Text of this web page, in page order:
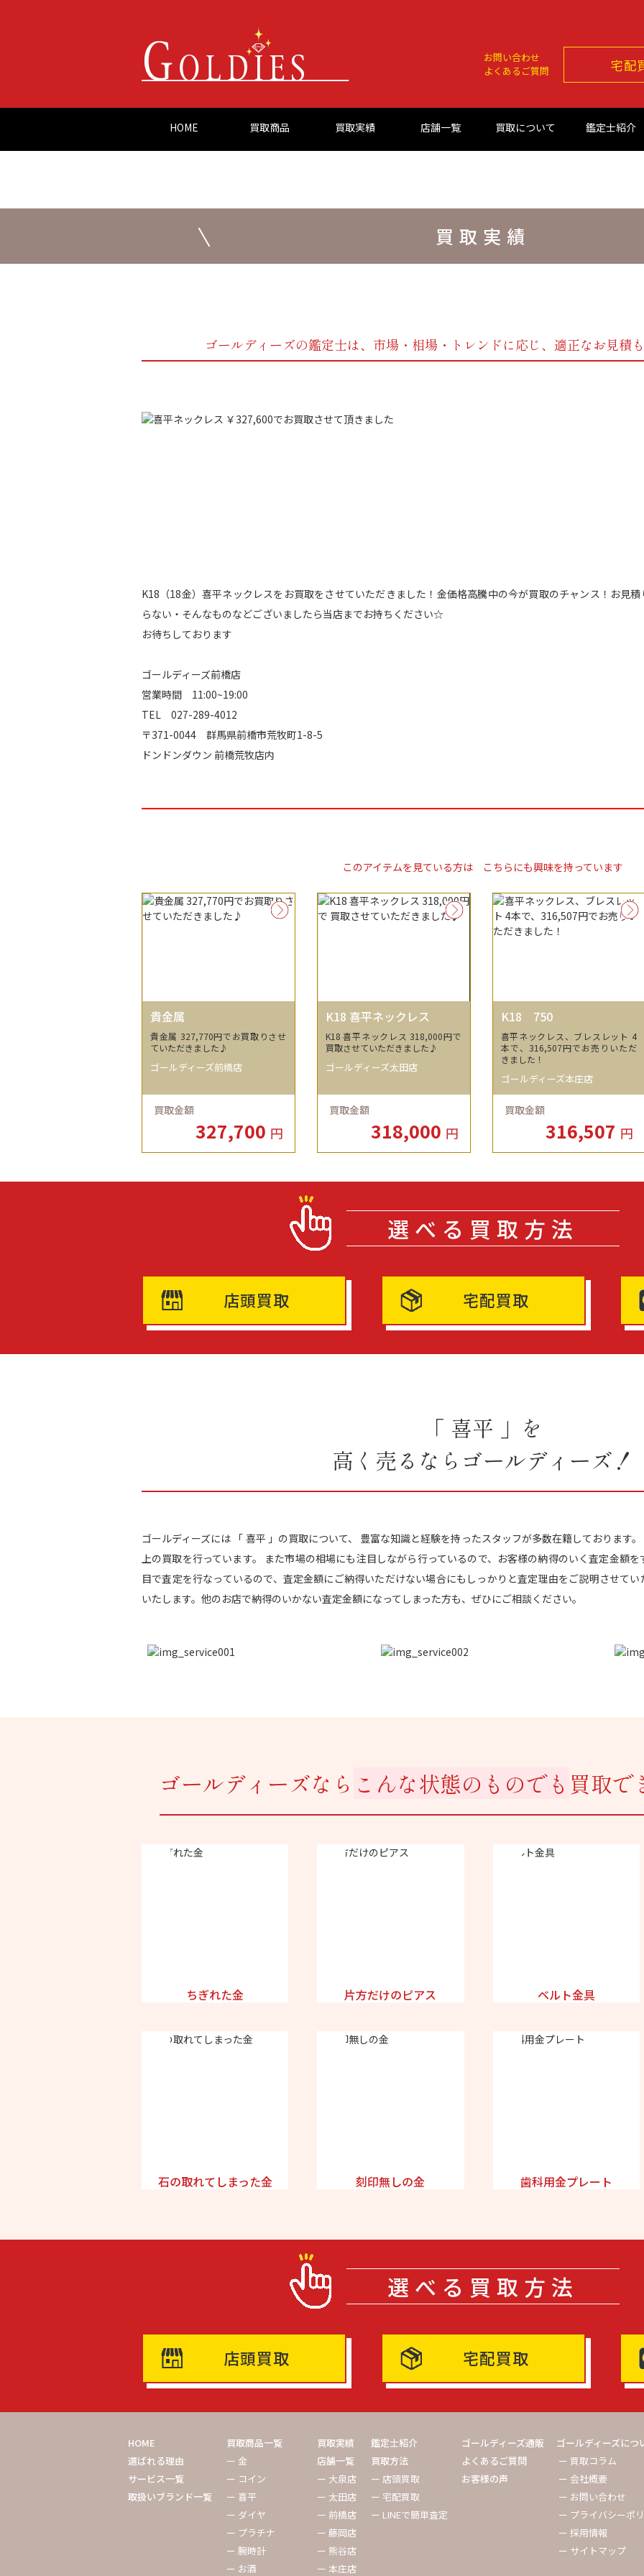
お問い合わせ
よくあるご質問
宅配
HOME 買取商品 買取実績 店舗一覧 買取について 鑑定士紹介
買取実績
ゴールディーズの鑑定士は、市場・相場・トレンドに応じ、 適正なお見積
K18（18金）喜平ネックレスをお買取をさせていただきました！金価格高騰中の今が買取のチャンス！お見
らない・そんなものなどございましたら当店までお持ちください☆
お待ちしております
ゴールディーズ前橋店
営業時間 11:00~19:00
TEL 027-289-4012
〒371-0044 群馬県前橋市荒牧町1-8-5
ドンドンダウン 前橋荒牧店内
このアイテムを見ている方は こちらにも興味を持っています
貴金属
貴金属 327,770円でお買取りさせ
ていただきました♪
ゴールディーズ前橋店
買取金額
327,700 円
K18 喜平ネックレス
K18 喜平ネックレス 318,000円で
買取させていただきました♪
ゴールディーズ太田店
買取金額
318,000 円
K18 750
喜平ネックレス、ブレスレット 4
本で、316,507円でお売りいただ
きました！
ゴールディーズ本庄店
買取金額
316,507 円
選べる買取方法
店頭買取 宅配買取
「 喜平 」を
高く売るならゴールディーズ！
ゴールディーズには 「 喜平 」の買取について、 豊富な知識と経験を持ったスタッフが多数在籍しております
上の買取を行っています。 また市場の相場にも注目しながら行っているので、お客様の納得のいく査定金額
目で査定を行なっているので、査定金額にご納得いただけない場合にもしっかりと査定理由をご説明させて
いたします。他のお店で納得のいかない査定金額になってしまった方も、ぜひにご相談ください。
ゴールディーズなら こんな状態のものでも 買取で
ちぎれた金 片方だけのピアス ベルト金具
石の取れてしまった金 刻印無しの金 歯科用金プレート
選べる買取方法
店頭買取 宅配買取
HOME
選ばれる理由
サービス一覧
取扱いブランド一覧
買取商品一覧
ー 金
ー コイン
ー 喜平
ー ダイヤ
ー プラチナ
ー 腕時計
ー お酒
買取実績
店舗一覧
ー 大泉店
ー 太田店
ー 前橋店
ー 藤岡店
ー 熊谷店
ー 本庄店
鑑定士紹介
買取方法
ー 店頭買取
ー 宅配買取
ー LINEで簡単査定
ゴールディーズ通販
よくあるご質問
お客様の声
ゴールディーズにつ
ー 買取コラム
ー 会社概要
ー お問い合わせ
ー プライバシーポ
ー 採用情報
ー サイトマップ